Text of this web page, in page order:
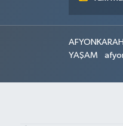
YAŞAM